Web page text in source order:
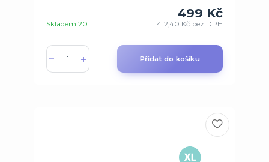
499 Kč
412,40 Kč bez DPH
Skladem 20
Přidat do košíku